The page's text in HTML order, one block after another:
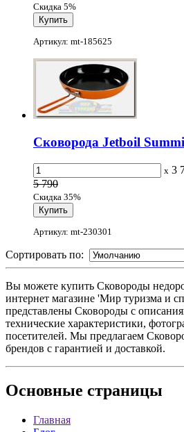
Скидка 5%
Артикул: mt-185625
Сковорода Jetboil
x 3
5 790
Скидка 35%
Артикул: mt-230301
Сортировать по:
Вы можете купить Сковороды
интернет магазине 'Мир туризма и
представлены Сковороды с
технические характеристики,
посетителей. Мы предлагаем
брендов с гарантией и доставкой.
Основные страницы
Главная